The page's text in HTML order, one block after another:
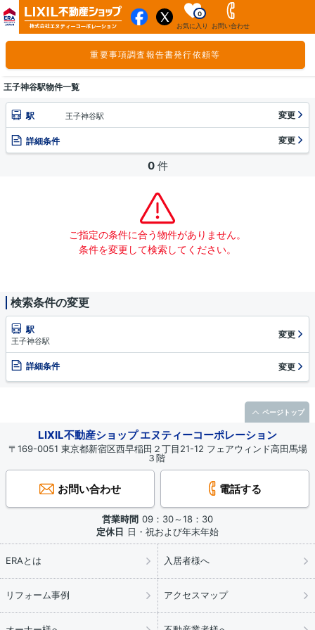
お気に入り
0
お問い合わせ
重要事項調査報告書発行依頼等
王子神谷駅物件一覧
駅 王子神谷駅 変更
詳細条件 変更
0 件
ご指定の条件に合う物件がありません。
条件を変更して検索してください。
検索条件の変更
駅
王子神谷駅
変更
詳細条件 変更
LIXIL不動産ショップ エヌティーコーポレーション
〒169-0051 東京都新宿区西早稲田２丁目21-12 フェアウィンド高田馬場
３階
お問い合わせ 電話する
営業時間 09：30～18：30
定休日 日・祝および年末年始
ERAとは 入居者様へ
リフォーム事例 アクセスマップ
ページトップ